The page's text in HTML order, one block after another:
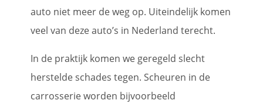
auto niet meer de weg op. Uiteindelijk komen
veel van deze auto’s in Nederland terecht.
In de praktijk komen we geregeld slecht
herstelde schades tegen. Scheuren in de
carrosserie worden bijvoorbeeld